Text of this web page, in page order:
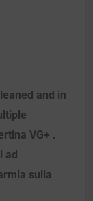
and in
VG+ .
ad
sulla